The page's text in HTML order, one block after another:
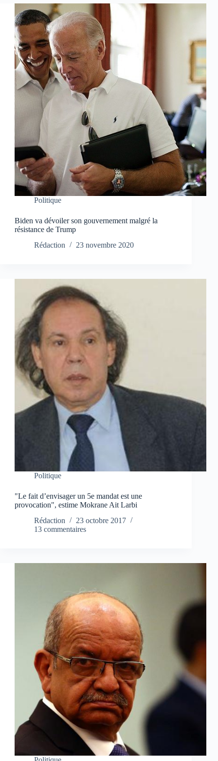
Politique
Biden va dévoiler son gouvernement malgré la
résistance de Trump
Rédaction
23 novembre 2020
Politique
"Le fait d’envisager un 5e mandat est une
provocation", estime Mokrane Ait Larbi
Rédaction
23 octobre 2017
13 commentaires